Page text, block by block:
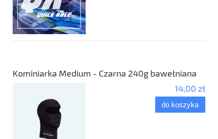
Kominiarka Medium - Czarna 240g bawełniana
14,00 zł
do koszyka